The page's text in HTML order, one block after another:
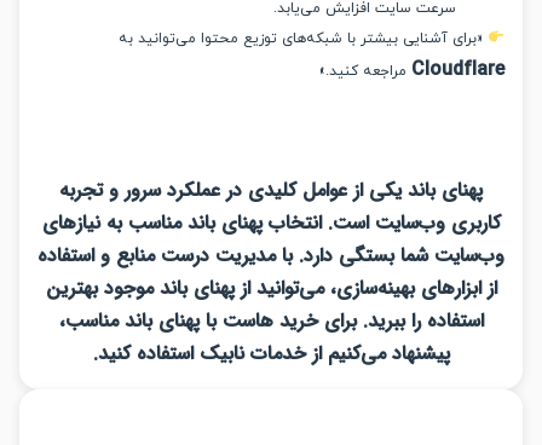
سرعت سایت افزایش می‌یابد.
آشنایی بیشتر با شبکه‌های توزیع محتوا می‌توانید به
مراجعه کنید.»
باند یکی از عوامل کلیدی در عملکرد سرور و تجربه
وب‌سایت است. انتخاب پهنای باند مناسب به نیازهای
شما بستگی دارد. با مدیریت درست منابع و استفاده
بهینه‌سازی، می‌توانید از پهنای باند موجود بهترین
را ببرید. برای خرید هاست با پهنای باند مناسب،
پیشنهاد می‌کنیم از خدمات نابیک استفاده کنید.